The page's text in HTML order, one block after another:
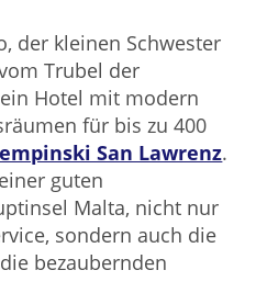
der kleinen Schwester
Trubel der
Hotel mit modern
für bis zu 400
San Lawrenz.
guten
Malta, nicht nur
sondern auch die
bezaubernden